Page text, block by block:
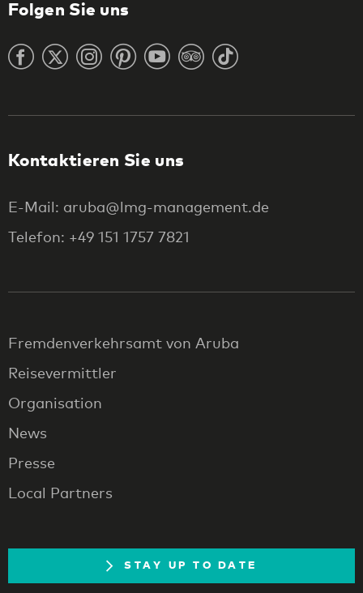
Folgen Sie uns
Kontaktieren Sie uns
E-Mail: aruba@lmg-management.de
Telefon: +49 151 1757 7821
Fremdenverkehrsamt von Aruba
Reisevermittler
Organisation
News
Presse
Local Partners
STAY UP TO DATE